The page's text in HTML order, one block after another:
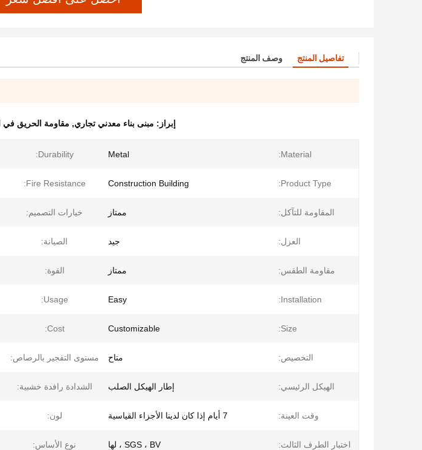
تفاصيل المنتج وصف المنتج
إبراز: مبنى بناء معدني تجاري, مقاومة الحريق في
Material:
Metal
Durability:
Product Type:
Construction Building
Fire Resistance:
المقاومة للتآكل: ممتاز خيارات التصميم:
العزل: جيد الصيانة:
مقاومة الطقس: ممتاز القوة:
Installation:
Easy
Usage:
Size:
Customizable
Cost:
التخصيص: متاح مستوى التفجير بالرصاص:
الهيكل الرئيسي: إطار الهيكل الصلب الشدادة رافدة خشبية:
وقت العينة: 7 أيام إذا كان لدينا الأجزاء القياسية لون:
اختبار الطرف الثالث: SGS ، BV ، لها نوع الأساس: